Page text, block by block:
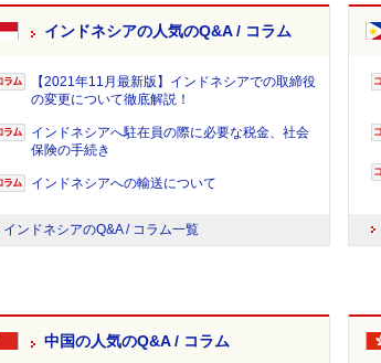
インドネシアの人気のQ&A / コラム
【2021年11月最新版】インドネシアでの取締役
の変更について徹底解説！
インドネシアへ駐在員の際に必要な税金、社会
保険の手続き
インドネシアへの輸送について
インドネシアのQ&A / コラム一覧
中国の人気のQ&A / コラム